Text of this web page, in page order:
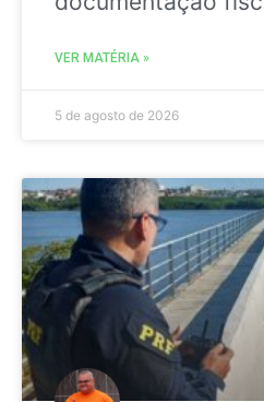
VER MATÉRIA »
5 de agosto de 2026